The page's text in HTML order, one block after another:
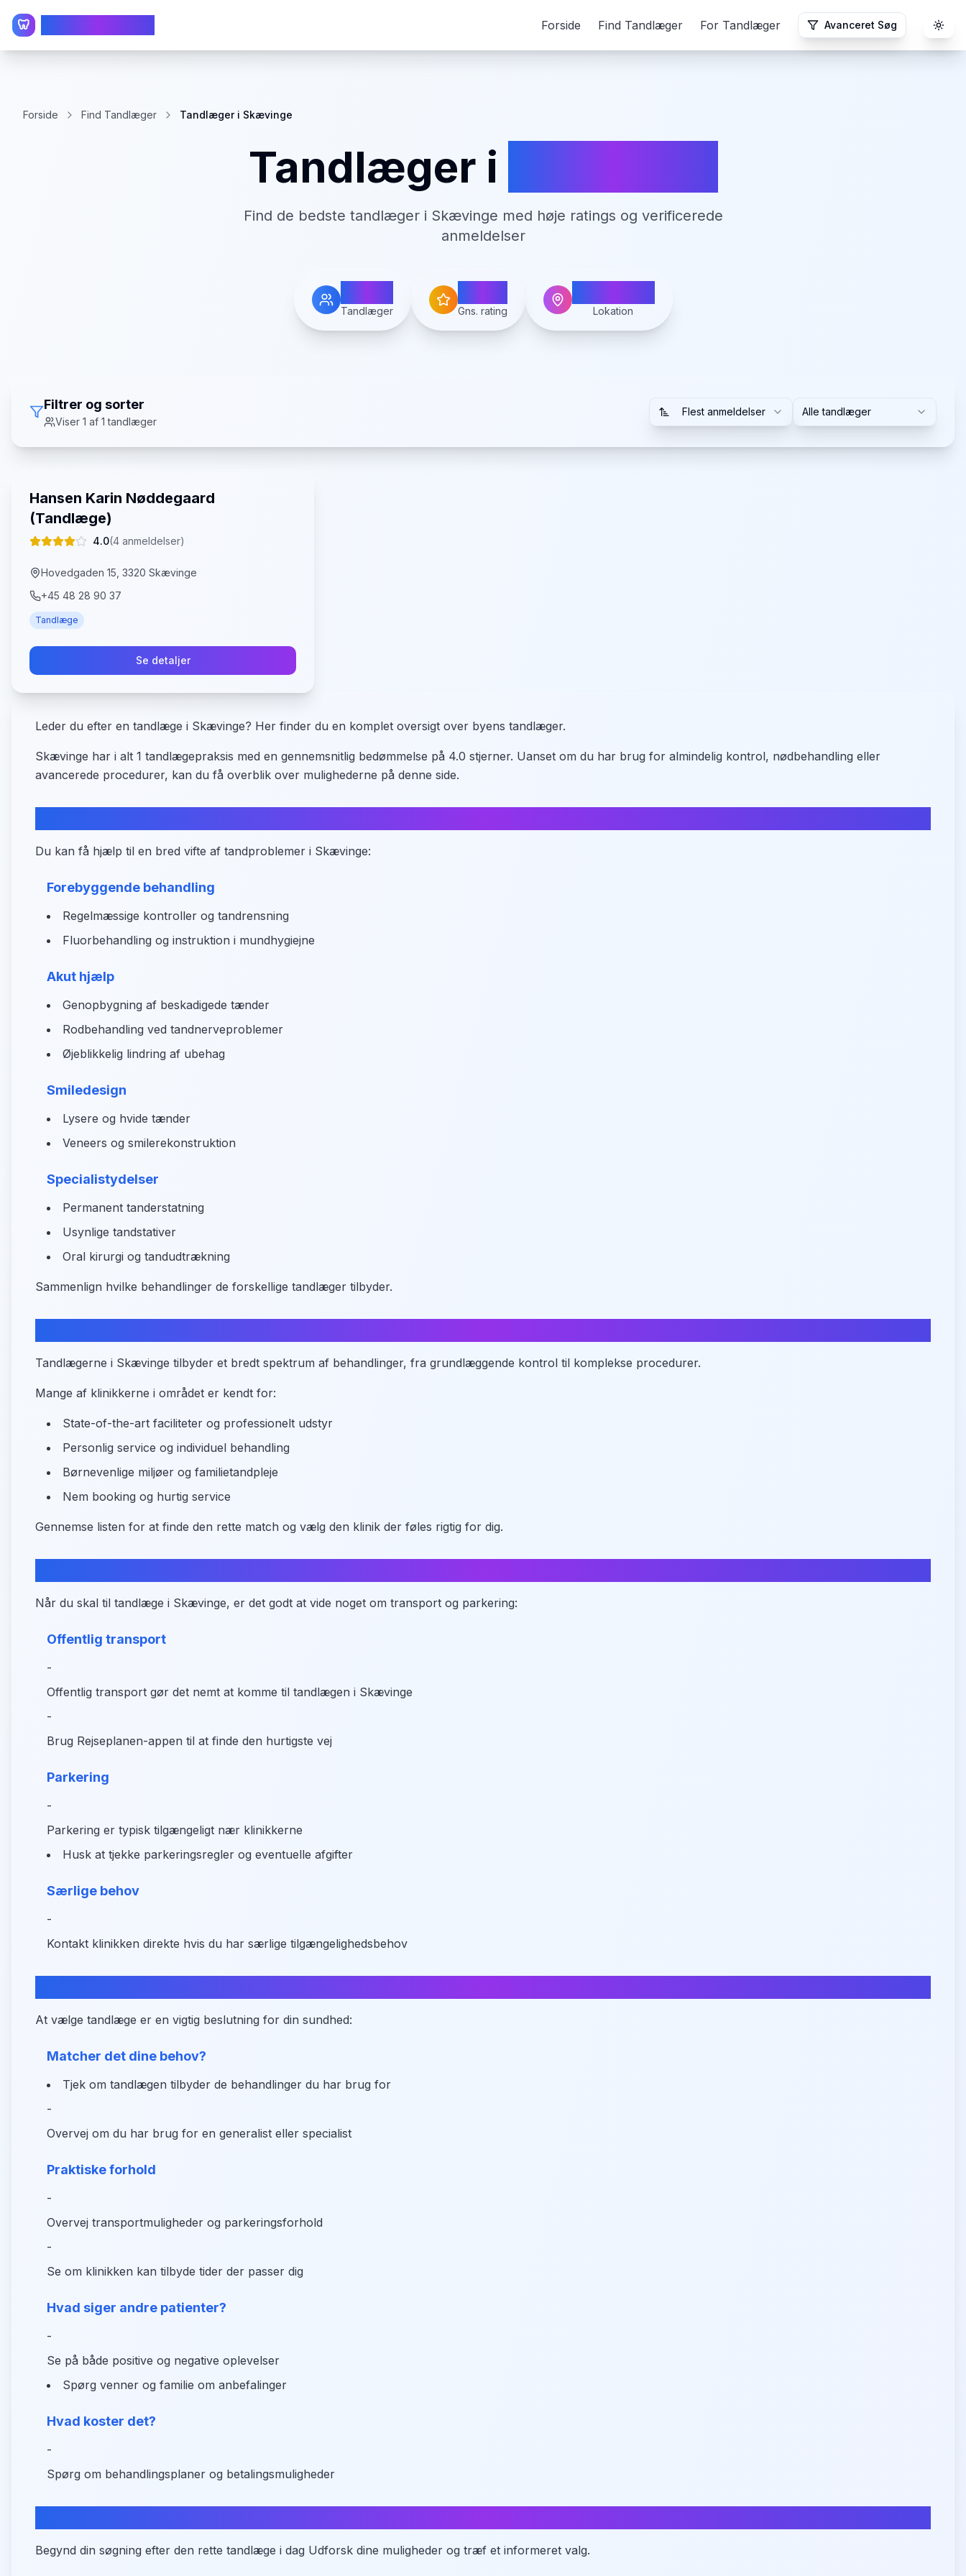
🦷 Forside Find Tandlæger For Tandlæger Avanceret Søg
Forside Find Tandlæger Tandlæger i Skævinge
Tandlæger i
Find de bedste tandlæger i Skævinge med høje ratings og verificerede
anmeldelser
Tandlæger Gns. rating
Skævinge
Lokation
Filtrer og sorter
Viser 1 af 1 tandlæger
Flest anmeldelser Alle tandlæger
Hansen Karin Nøddegaard
(Tandlæge)
4.0(4 anmeldelser)
Hovedgaden 15, 3320 Skævinge
+45 48 28 90 37
Tandlæge
Se detaljer
Leder du efter en tandlæge i Skævinge? Her finder du en komplet oversigt over byens tandlæger.
Skævinge har i alt 1 tandlægepraksis med en gennemsnitlig bedømmelse på 4.0 stjerner. Uanset om du har brug for almindelig kontrol, nødbehandling eller
avancerede procedurer, kan du få overblik over mulighederne på denne side.
Du kan få hjælp til en bred vifte af tandproblemer i Skævinge:
Forebyggende behandling
Regelmæssige kontroller og tandrensning
Fluorbehandling og instruktion i mundhygiejne
Akut hjælp
Genopbygning af beskadigede tænder
Rodbehandling ved tandnerveproblemer
Øjeblikkelig lindring af ubehag
Smiledesign
Lysere og hvide tænder
Veneers og smilerekonstruktion
Specialistydelser
Permanent tanderstatning
Usynlige tandstativer
Oral kirurgi og tandudtrækning
Sammenlign hvilke behandlinger de forskellige tandlæger tilbyder.
Tandlægerne i Skævinge tilbyder et bredt spektrum af behandlinger, fra grundlæggende kontrol til komplekse procedurer.
Mange af klinikkerne i området er kendt for:
State-of-the-art faciliteter og professionelt udstyr
Personlig service og individuel behandling
Børnevenlige miljøer og familietandpleje
Nem booking og hurtig service
Gennemse listen for at finde den rette match og vælg den klinik der føles rigtig for dig.
Når du skal til tandlæge i Skævinge, er det godt at vide noget om transport og parkering:
Offentlig transport
-
Offentlig transport gør det nemt at komme til tandlægen i Skævinge
-
Brug Rejseplanen-appen til at finde den hurtigste vej
Parkering
-
Parkering er typisk tilgængeligt nær klinikkerne
Husk at tjekke parkeringsregler og eventuelle afgifter
Særlige behov
-
Kontakt klinikken direkte hvis du har særlige tilgængelighedsbehov
At vælge tandlæge er en vigtig beslutning for din sundhed:
Matcher det dine behov?
Tjek om tandlægen tilbyder de behandlinger du har brug for
-
Overvej om du har brug for en generalist eller specialist
Praktiske forhold
-
Overvej transportmuligheder og parkeringsforhold
-
Se om klinikken kan tilbyde tider der passer dig
Hvad siger andre patienter?
-
Se på både positive og negative oplevelser
Spørg venner og familie om anbefalinger
Hvad koster det?
-
Spørg om behandlingsplaner og betalingsmuligheder
Begynd din søgning efter den rette tandlæge i dag Udforsk dine muligheder og træf et informeret valg.